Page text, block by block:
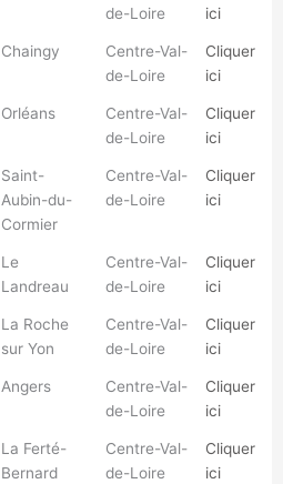
de-Loire
ici
Chaingy
Centre-Val-
de-Loire
Cliquer
ici
Orléans
Centre-Val-
de-Loire
Cliquer
ici
Saint-
Aubin-du-
Cormier
Centre-Val-
de-Loire
Cliquer
ici
Le
Landreau
Centre-Val-
de-Loire
Cliquer
ici
La Roche
sur Yon
Centre-Val-
de-Loire
Cliquer
ici
Angers
Centre-Val-
de-Loire
Cliquer
ici
La Ferté-
Bernard
Centre-Val-
de-Loire
Cliquer
ici